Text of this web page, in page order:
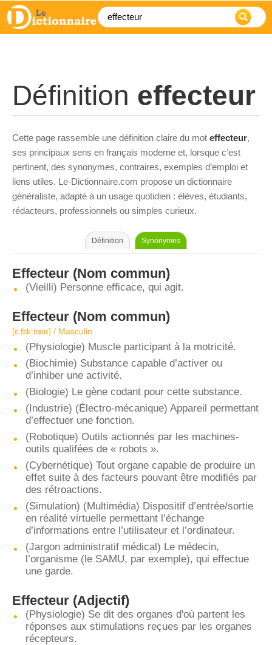
Définition effecteur
Cette page rassemble une définition claire du mot effecteur,
ses principaux sens en français moderne et, lorsque c’est
pertinent, des synonymes, contraires, exemples d’emploi et
liens utiles. Le-Dictionnaire.com propose un dictionnaire
généraliste, adapté à un usage quotidien : élèves, étudiants,
rédacteurs, professionnels ou simples curieux.
Définition Synonymes
Effecteur (Nom commun)
(Vieilli) Personne efficace, qui agit.
Effecteur (Nom commun)
[ɛ.fɛk.tœʁ] / Masculin
(Physiologie) Muscle participant à la motricité.
(Biochimie) Substance capable d’activer ou
d’inhiber une activité.
(Biologie) Le gène codant pour cette substance.
(Industrie) (Électro-mécanique) Appareil permettant
d’effectuer une fonction.
(Robotique) Outils actionnés par les machines-
outils qualifées de « robots ».
(Cybernétique) Tout organe capable de produire un
effet suite à des facteurs pouvant être modifiés par
des rétroactions.
(Simulation) (Multimédia) Dispositif d’entrée/sortie
en réalité virtuelle permettant l’échange
d’informations entre l’utilisateur et l’ordinateur.
(Jargon administratif médical) Le médecin,
l’organisme (le SAMU, par exemple), qui effectue
une garde.
Effecteur (Adjectif)
(Physiologie) Se dit des organes d'où partent les
réponses aux stimulations reçues par les organes
récepteurs.